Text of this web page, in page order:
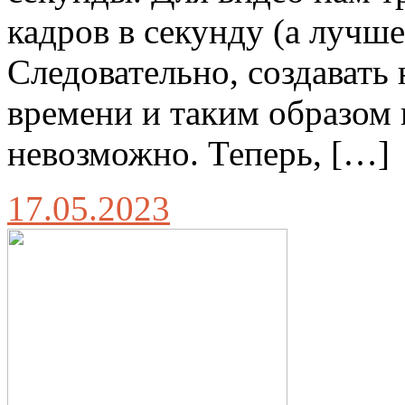
кадров в секунду (а
Следовательно,
времени и таким
невозможно. Теперь, […]
17.05.2023